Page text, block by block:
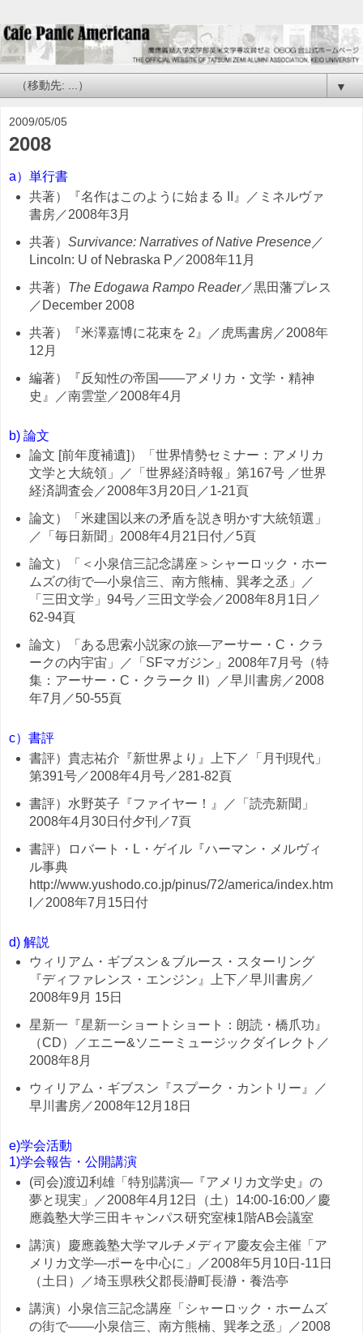
▼
2009/05/05
2008
a）単行書
共著）『名作はこのように始まる II』／ミネルヴァ
書房／2008年3月
共著） Survivance: Narratives of Native Presence／
Lincoln: U of Nebraska P／2008年11月
共著） The Edogawa Rampo Reader／黒田藩プレス
／December 2008
共著）『米澤嘉博に花束を 2』／虎馬書房／2008年
12月
編著）『反知性の帝国——アメリカ・文学・精神
史』／南雲堂／2008年4月
b) 論文
論文 [前年度補遺]）「世界情勢セミナー：アメリカ
文学と大統領」／「世界経済時報」第167号 ／世界
経済調査会／2008年3月20日／1-21頁
論文）「米建国以来の矛盾を説き明かす大統領選」
／「毎日新聞」2008年4月21日付／5頁
論文）「＜小泉信三記念講座＞シャーロック・ホー
ムズの街で—小泉信三、南方熊楠、巽孝之丞」／
「三田文学」94号／三田文学会／2008年8月1日／
62-94頁
論文）「ある思索小説家の旅—アーサー・C・クラ
ークの内宇宙」／「SFマガジン」2008年7月号（特
集：アーサー・C・クラーク II）／早川書房／2008
年7月／50-55頁
c）書評
書評）貴志祐介『新世界より』上下／「月刊現代」
第391号／2008年4月号／281-82頁
書評）水野英子『ファイヤー！』／「読売新聞」
2008年4月30日付夕刊／7頁
書評）ロバート・L・ゲイル『ハーマン・メルヴィ
ル事典
http://www.yushodo.co.jp/pinus/72/america/index.htm
l／2008年7月15日付
d) 解説
ウィリアム・ギブスン＆ブルース・スターリング
『ディファレンス・エンジン』上下／早川書房／
2008年9月 15日
星新一『星新一ショートショート：朗読・橋爪功』
（CD）／エニー&ソニーミュージックダイレクト／
2008年8月
ウィリアム・ギブスン『スプーク・カントリー』／
早川書房／2008年12月18日
e)学会活動
1)学会報告・公開講演
(司会)渡辺利雄「特別講演—『アメリカ文学史』の
夢と現実」／2008年4月12日（土）14:00-16:00／慶
應義塾大学三田キャンパス研究室棟1階AB会議室
講演）慶應義塾大学マルチメディア慶友会主催「ア
メリカ文学—ポーを中心に」／2008年5月10日-11日
（土日）／埼玉県秩父郡長瀞町長瀞・養浩亭
講演）小泉信三記念講座「シャーロック・ホームズ
の街で——小泉信三、南方熊楠、巽孝之丞」／2008